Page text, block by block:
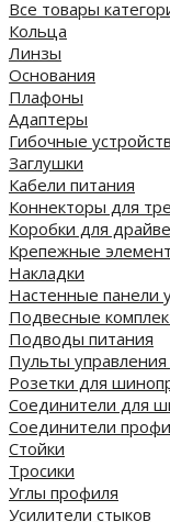
Все товары
Кольца
Линзы
Основания
Плафоны
Адаптеры
Гибочные
Заглушки
Кабели питания
Коннекторы для
Коробки для
Крепежные
Накладки
Настенные панели
Подвесные
Подводы питания
Пульты
Розетки для
Соединители для
Соединители
Стойки
Тросики
Углы профиля
Усилители стыков